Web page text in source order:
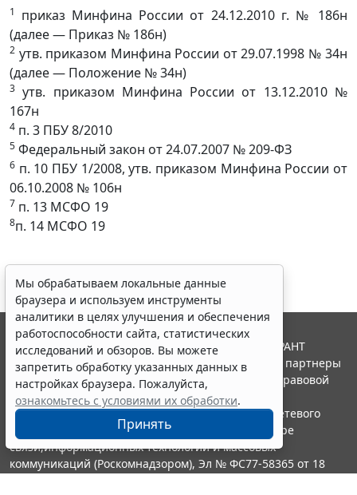
1
приказ Минфина России от 24.12.2010 г. № 186н
(далее — Приказ № 186н)
2 утв. приказом Минфина России от 29.07.1998 № 34н
(далее — Положение № 34н)
3 утв. приказом Минфина России от 13.12.2010 №
167н
4 п. 3 ПБУ 8/2010
5 Федеральный закон от 24.07.2007 № 209-ФЗ
6 п. 10 ПБУ 1/2008, утв. приказом Минфина России от
06.10.2008 № 106н
7 п. 13 МСФО 19
8п. 14 МСФО 19
Мы обрабатываем локальные данные
браузера и используем инструменты
аналитики в целях улучшения и обеспечения
работоспособности сайта, статистических
исследований и обзоров. Вы можете
запретить обработку указанных данных в
настройках браузера. Пожалуйста,
ознакомьтесь с условиями их обработки.
Принять
© ООО "НПП "ГАРАНТ-СЕРВИС", 2026. Система ГАРАНТ
выпускается с 1990 года. Компания "Гарант" и ее партнеры
являются участниками Российской ассоциации правовой
информации ГАРАНТ.
Портал ГАРАНТ.РУ зарегистрирован в качестве сетевого
издания Федеральной службой по надзору в сфере
связи,информационных технологий и массовых
коммуникаций (Роскомнадзором), Эл № ФС77-58365 от 18